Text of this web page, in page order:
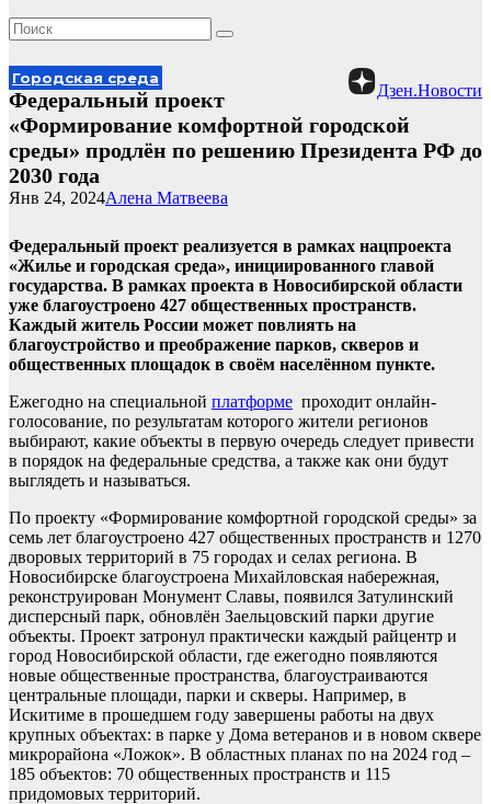
Дзен.Новости
Городская среда
Федеральный проект
«Формирование комфортной городской
среды» продлён по решению Президента РФ до
2030 года
Алена Матвеева
Янв 24, 2024
Федеральный проект реализуется в рамках нацпроекта
«Жилье и городская среда», инициированного главой
государства. В рамках проекта в Новосибирской области
уже благоустроено 427 общественных пространств.
Каждый житель России может повлиять на
благоустройство и преображение парков, скверов и
общественных площадок в своём населённом пункте.
Ежегодно на специальной платформе проходит онлайн-
голосование, по результатам которого жители регионов
выбирают, какие объекты в первую очередь следует привести
в порядок на федеральные средства, а также как они будут
выглядеть и называться.
По проекту «Формирование комфортной городской среды» за
семь лет благоустроено 427 общественных пространств и 1270
дворовых территорий в 75 городах и селах региона. В
Новосибирске благоустроена Михайловская набережная,
реконструирован Монумент Славы, появился Затулинский
дисперсный парк, обновлён Заельцовский парки другие
объекты. Проект затронул практически каждый райцентр и
город Новосибирской области, где ежегодно появляются
новые общественные пространства, благоустраиваются
центральные площади, парки и скверы. Например, в
Искитиме в прошедшем году завершены работы на двух
крупных объектах: в парке у Дома ветеранов и в новом сквере
микрорайона «Ложок». В областных планах по на 2024 год –
185 объектов: 70 общественных пространств и 115
придомовых территорий.